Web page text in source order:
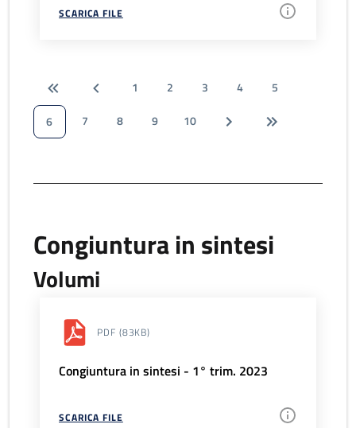
SCARICA FILE
1 2 3 4
5
6
7 8 9 10
Congiuntura in sintesi
Volumi
PDF (83KB)
Congiuntura in sintesi - 1° trim. 2023
SCARICA FILE